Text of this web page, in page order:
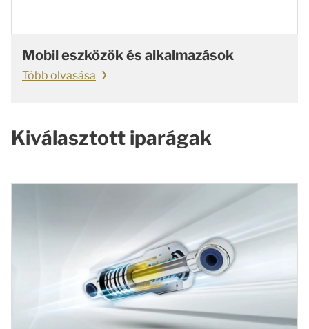
Mobil eszközök és alkalmazások
Több olvasása
Kiválasztott iparágak